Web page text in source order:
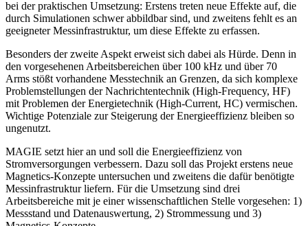
bei der praktischen Umsetzung: Erstens treten neue Effekte auf, die
durch Simulationen schwer abbildbar sind, und zweitens fehlt es an
geeigneter Messinfrastruktur, um diese Effekte zu erfassen.
Besonders der zweite Aspekt erweist sich dabei als Hürde. Denn in
den vorgesehenen Arbeitsbereichen über 100 kHz und über 70
Arms stößt vorhandene Messtechnik an Grenzen, da sich komplexe
Problemstellungen der Nachrichtentechnik (High-Frequency, HF)
mit Problemen der Energietechnik (High-Current, HC) vermischen.
Wichtige Potenziale zur Steigerung der Energieeffizienz bleiben so
ungenutzt.
MAGIE setzt hier an und soll die Energieeffizienz von
Stromversorgungen verbessern. Dazu soll das Projekt erstens neue
Magnetics-Konzepte untersuchen und zweitens die dafür benötigte
Messinfrastruktur liefern. Für die Umsetzung sind drei
Arbeitsbereiche mit je einer wissenschaftlichen Stelle vorgesehen: 1)
Messstand und Datenauswertung, 2) Strommessung und 3)